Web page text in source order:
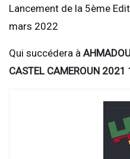
Lancement de la 5ème
mars 2022
Qui succédera à
CASTEL CAMEROUN 2021